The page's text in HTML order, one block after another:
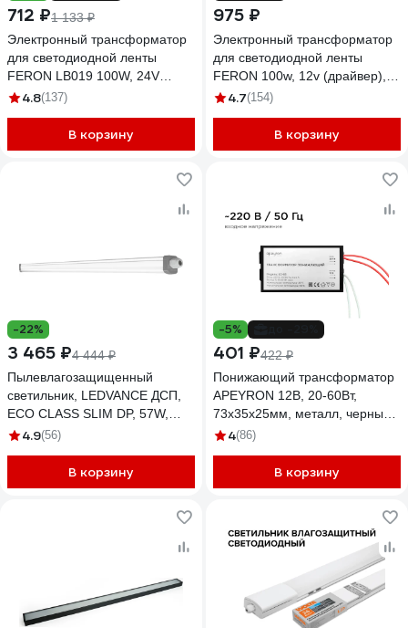
712 ₽1 133 ₽
Электронный трансформатор
для светодиодной ленты
FERON LB019 100W, 24V
41059
4.8(137)
В корзину
975 ₽
Электронный трансформатор
для светодиодной ленты
FERON 100w, 12v (драйвер),
LB009, 21488
4.7(154)
В корзину
-22%
3 465 ₽4 444 ₽
Пылевлагозащищенный
светильник, LEDVANCE ДСП,
ECO CLASS SLIM DP, 57W,
840, 230V, 65, 20X1
4.9(56)
В корзину
-5%
401 ₽422 ₽
Понижающий трансформатор
APEYRON 12В, 20-60Вт,
73х35х25мм, металл, черный
03-83
4(86)
В корзину